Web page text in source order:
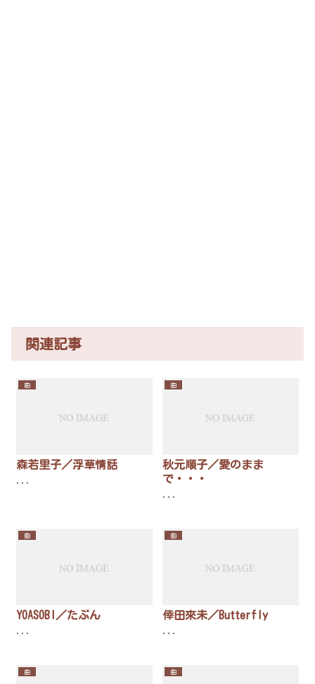
関連記事
曲
森若里子／浮草情話
...
曲
秋元順子／愛のまま
で・・・
...
曲
YOASOBI／たぶん
...
曲
倖田來未／Butterfly
...
曲 曲